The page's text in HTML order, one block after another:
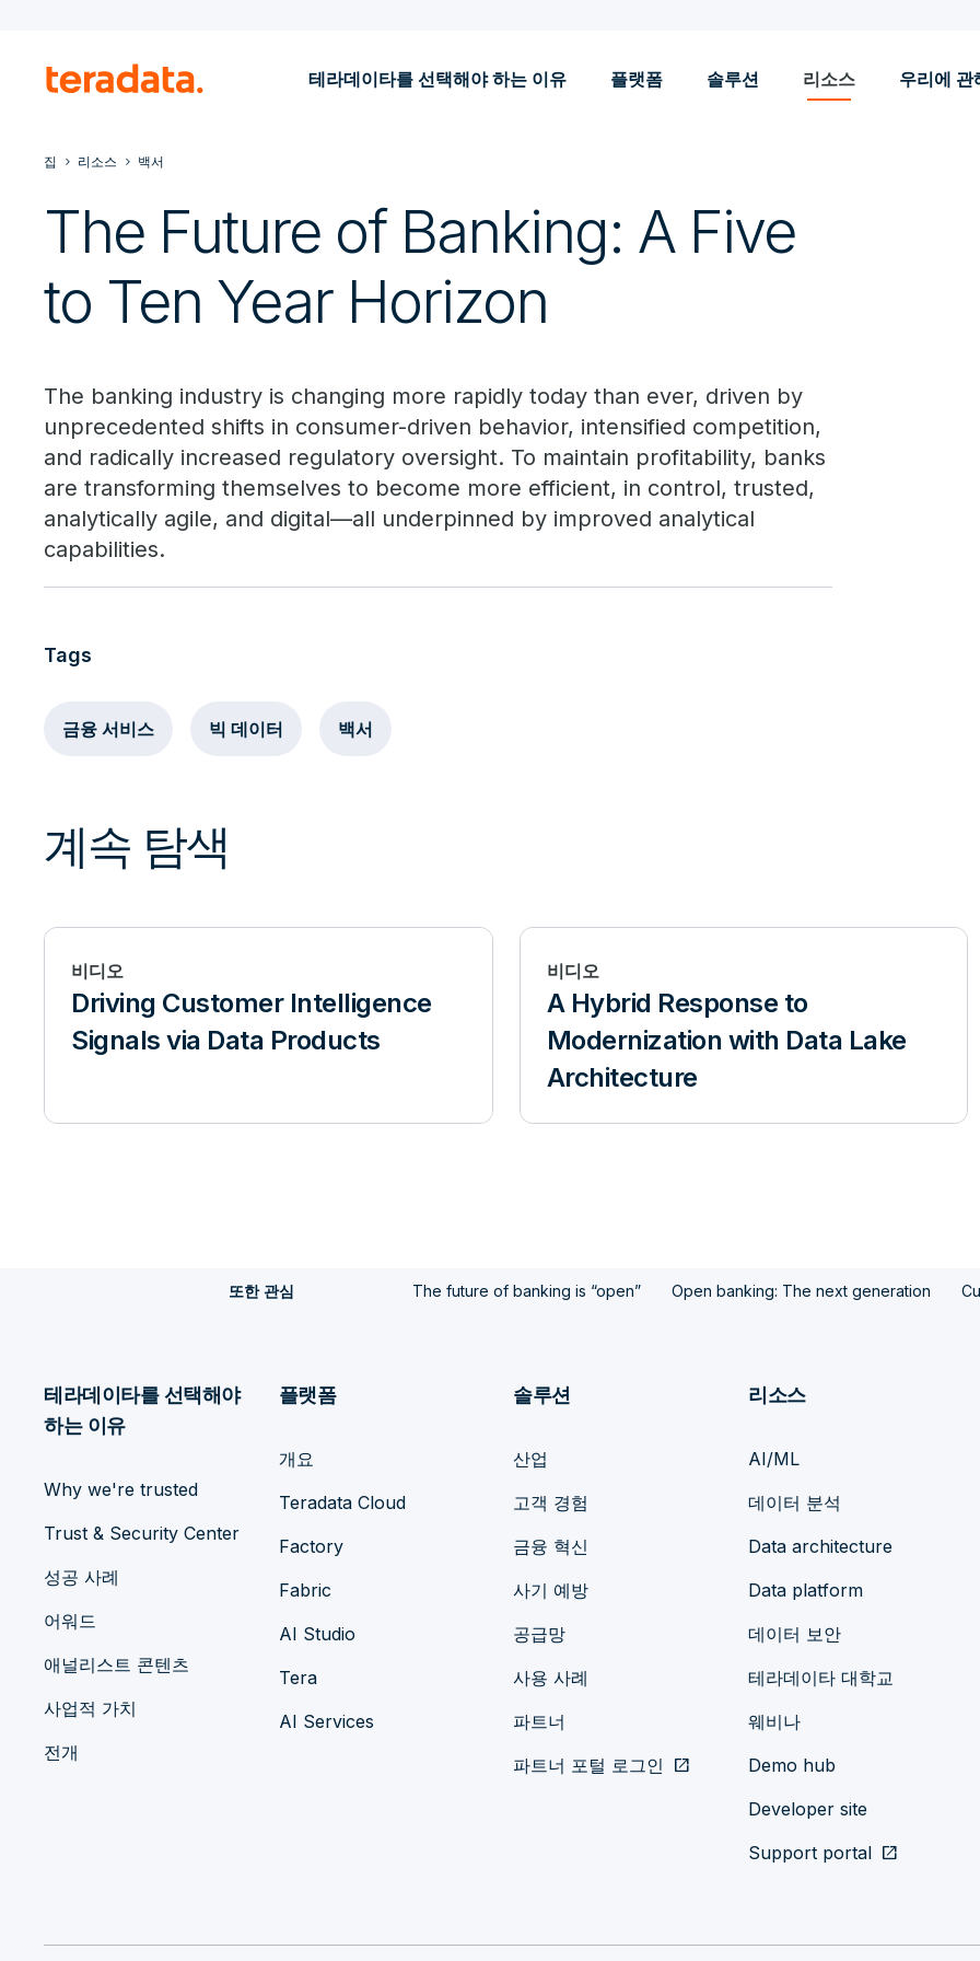
테라데이타를 선택해야 하는 이유 플랫폼 솔루션 리소스 우리에 관
집 리소스 백서
The Future of Banking: A Five
to Ten Year Horizon
The banking industry is changing more rapidly today than ever, driven by
unprecedented shifts in consumer-driven behavior, intensified competition,
and radically increased regulatory oversight. To maintain profitability, banks
are transforming themselves to become more efficient, in control, trusted,
analytically agile, and digital—all underpinned by improved analytical
capabilities.
Tags
금융 서비스 빅 데이터 백서
계속 탐색
비디오
Driving Customer Intelligence
Signals via Data Products
비디오
A Hybrid Response to
Modernization with Data Lake
Architecture
또한 관심 The future of banking is “open” Open banking: The next generation
테라데이타를 선택해야
하는 이유
Why we're trusted
Trust & Security Center
성공 사례
어워드
애널리스트 콘텐츠
사업적 가치
전개
플랫폼
개요
Teradata Cloud
Factory
Fabric
AI Studio
Tera
AI Services
솔루션
산업
고객 경험
금융 혁신
사기 예방
공급망
사용 사례
파트너
파트너 포털 로그인 open_in_new
리소스
AI/ML
데이터 분석
Data architecture
Data platform
데이터 보안
테라데이타 대학교
웨비나
Demo hub
Developer site
Support portal open_in_new